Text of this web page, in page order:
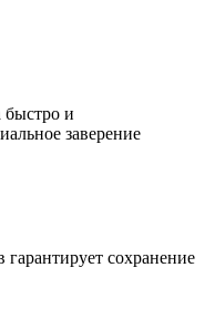
быстро и
заверение
сохранение